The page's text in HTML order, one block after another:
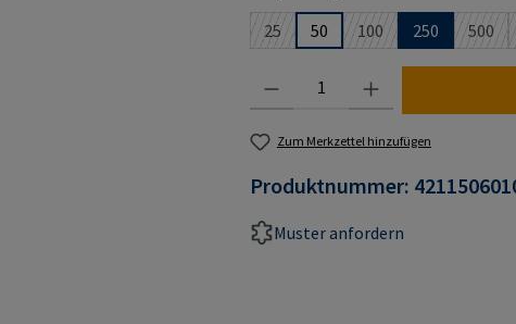
25
(Diese Option ist zurzeit nicht
50 100
(Diese Option ist
250 500
Zum Merkzettel hinzufügen
Produktnummer:
Muster anfordern